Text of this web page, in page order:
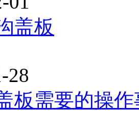
盖板
28
板需要的操作